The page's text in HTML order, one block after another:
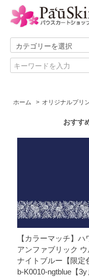
ホーム > オリジナルプリ
おすす
【カラーマッチ】ハ
アンファブリック ウ
ナイトブルー【限定
b-K0010-ngtblue【3y